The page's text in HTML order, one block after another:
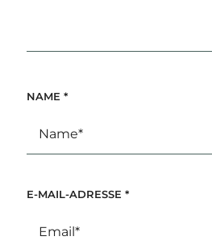
NAME *
E-MAIL-ADRESSE *